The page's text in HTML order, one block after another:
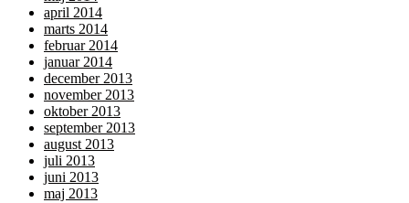
april 2014
marts 2014
februar 2014
januar 2014
december 2013
november 2013
oktober 2013
september 2013
august 2013
juli 2013
juni 2013
maj 2013